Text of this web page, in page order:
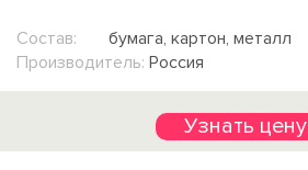
Состав:
бумага, картон, металл
Производитель: Россия
Узнать цену